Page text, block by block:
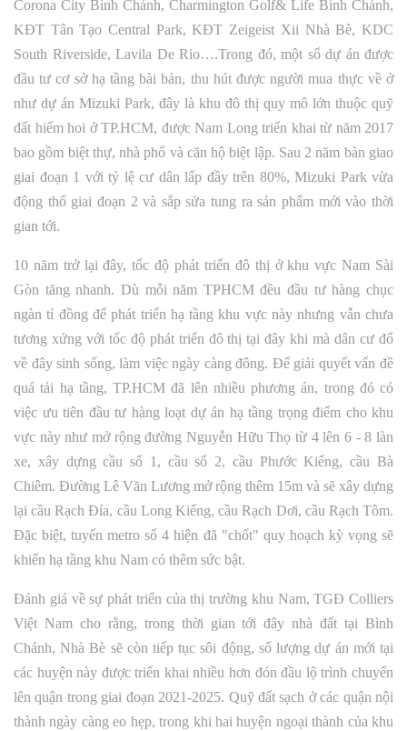
Corona City Bình Chánh, Charmington Golf& Life Bình Chánh,
KĐT Tân Tạo Central Park, KĐT Zeigeist Xii Nhà Bè, KDC
South Riverside, Lavila De Rio….Trong đó, một số dự án được
đầu tư cơ sở hạ tầng bài bản, thu hút được người mua thực về ở
như dự án Mizuki Park, đây là khu đô thị quy mô lớn thuộc quỹ
đất hiếm hoi ở TP.HCM, được Nam Long triển khai từ năm 2017
bao gồm biệt thự, nhà phố và căn hộ biệt lập. Sau 2 năm bàn giao
giai đoạn 1 với tỷ lệ cư dân lấp đầy trên 80%, Mizuki Park vừa
động thổ giai đoạn 2 và sắp sửa tung ra sản phẩm mới vào thời
gian tới.
10 năm trở lại đây, tốc độ phát triển đô thị ở khu vực Nam Sài
Gòn tăng nhanh. Dù mỗi năm TPHCM đều đầu tư hàng chục
ngàn tỉ đồng để phát triển hạ tầng khu vực này nhưng vẫn chưa
tương xứng với tốc độ phát triển đô thị tại đây khi mà dân cư đổ
về đây sinh sống, làm việc ngày càng đông. Để giải quyết vấn đề
quá tải hạ tầng, TP.HCM đã lên nhiều phương án, trong đó có
việc ưu tiên đầu tư hàng loạt dự án hạ tầng trọng điểm cho khu
vực này như mở rộng đường Nguyễn Hữu Thọ từ 4 lên 6 - 8 làn
xe, xây dựng cầu số 1, cầu số 2, cầu Phước Kiểng, cầu Bà
Chiêm. Đường Lê Văn Lương mở rộng thêm 15m và sẽ xây dựng
lại cầu Rạch Đỉa, cầu Long Kiểng, cầu Rạch Dơi, cầu Rạch Tôm.
Đặc biệt, tuyến metro số 4 hiện đã "chốt" quy hoạch kỳ vọng sẽ
khiến hạ tầng khu Nam có thêm sức bật.
Đánh giá về sự phát triển của thị trường khu Nam, TGĐ Colliers
Việt Nam cho rằng, trong thời gian tới đây nhà đất tại Bình
Chánh, Nhà Bè sẽ còn tiếp tục sôi động, số lượng dự án mới tại
các huyện này được triển khai nhiều hơn đón đầu lộ trình chuyển
lên quận trong giai đoạn 2021-2025. Quỹ đất sạch ở các quận nội
thành ngày càng eo hẹp, trong khi hai huyện ngoại thành của khu